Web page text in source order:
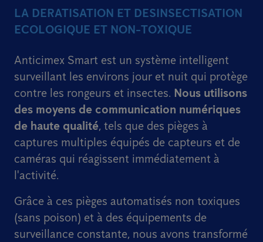
LA DERATISATION ET DESINSECTISATION
ECOLOGIQUE ET NON-TOXIQUE
Anticimex Smart est un système intelligent
surveillant les environs jour et nuit qui protège
contre les rongeurs et insectes. Nous utilisons
des moyens de communication numériques
de haute qualité, tels que des pièges à
captures multiples équipés de capteurs et de
caméras qui réagissent immédiatement à
l'activité.
Grâce à ces pièges automatisés non toxiques
(sans poison) et à des équipements de
surveillance constante, nous avons transformé